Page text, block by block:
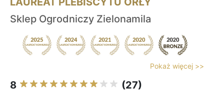
Sklep Ogrodniczy Zielonamila
Pokaż więcej >>
8 (27)